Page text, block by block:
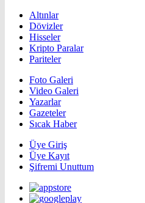
Altınlar
Dövizler
Hisseler
Kripto Paralar
Pariteler
Foto Galeri
Video Galeri
Yazarlar
Gazeteler
Sıcak Haber
Üye Giriş
Üye Kayıt
Şifremi Unuttum